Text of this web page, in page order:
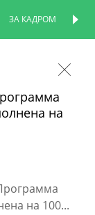
ЗА КАДРОМ
на